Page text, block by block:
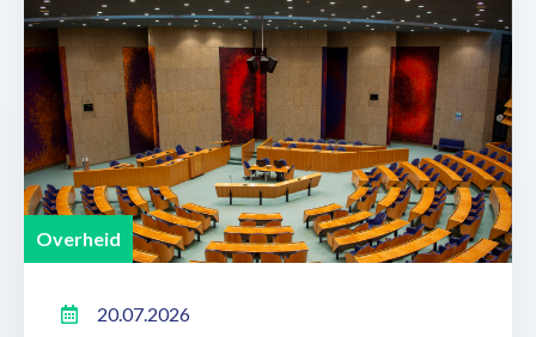
Overheid
20.07.2026